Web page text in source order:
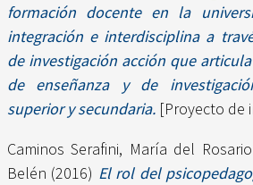
formación docente en la
integración e interdisciplina a
de investigación acción que
de enseñanza y de
superior y secundaria. [Proyecto de
Caminos Serafini, María del Rosario
Belén (2016) El rol del